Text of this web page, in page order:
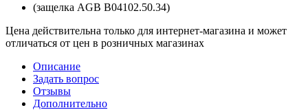
(защелка AGB В04102.50.34)
Цена действительна только для интернет-магазина и может
отличаться от цен в розничных магазинах
Описание
Задать вопрос
Отзывы
Дополнительно